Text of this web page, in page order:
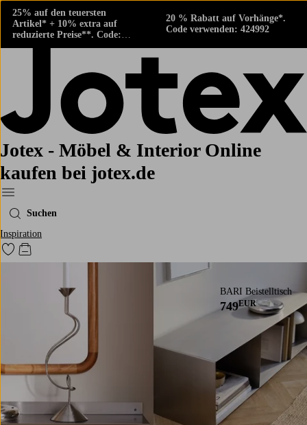
25% auf den teuersten
Artikel* + 10% extra auf
reduzierte Preise**. Code:
424882
20 % Rabatt auf Vorhänge*.
Code verwenden: 424992
Jotex - Möbel & Interior Online
kaufen bei jotex.de
Ellos‘ Menü
Suchen
Inspiration
Zu den als Favoriten markierten Produkten gehen
Zum Warenkorb
BARI Beistelltisch
749EUR